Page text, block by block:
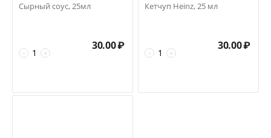
Сырный соус, 25мл
+
−
30.00₽
Кетчуп Heinz, 25 мл
+
−
30.00₽